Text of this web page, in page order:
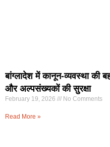
बांग्लादेश में कानून-व्यवस्था की
और अल्पसंख्यकों की सुरक्षा
February 19, 2026 No Comments
Read More »